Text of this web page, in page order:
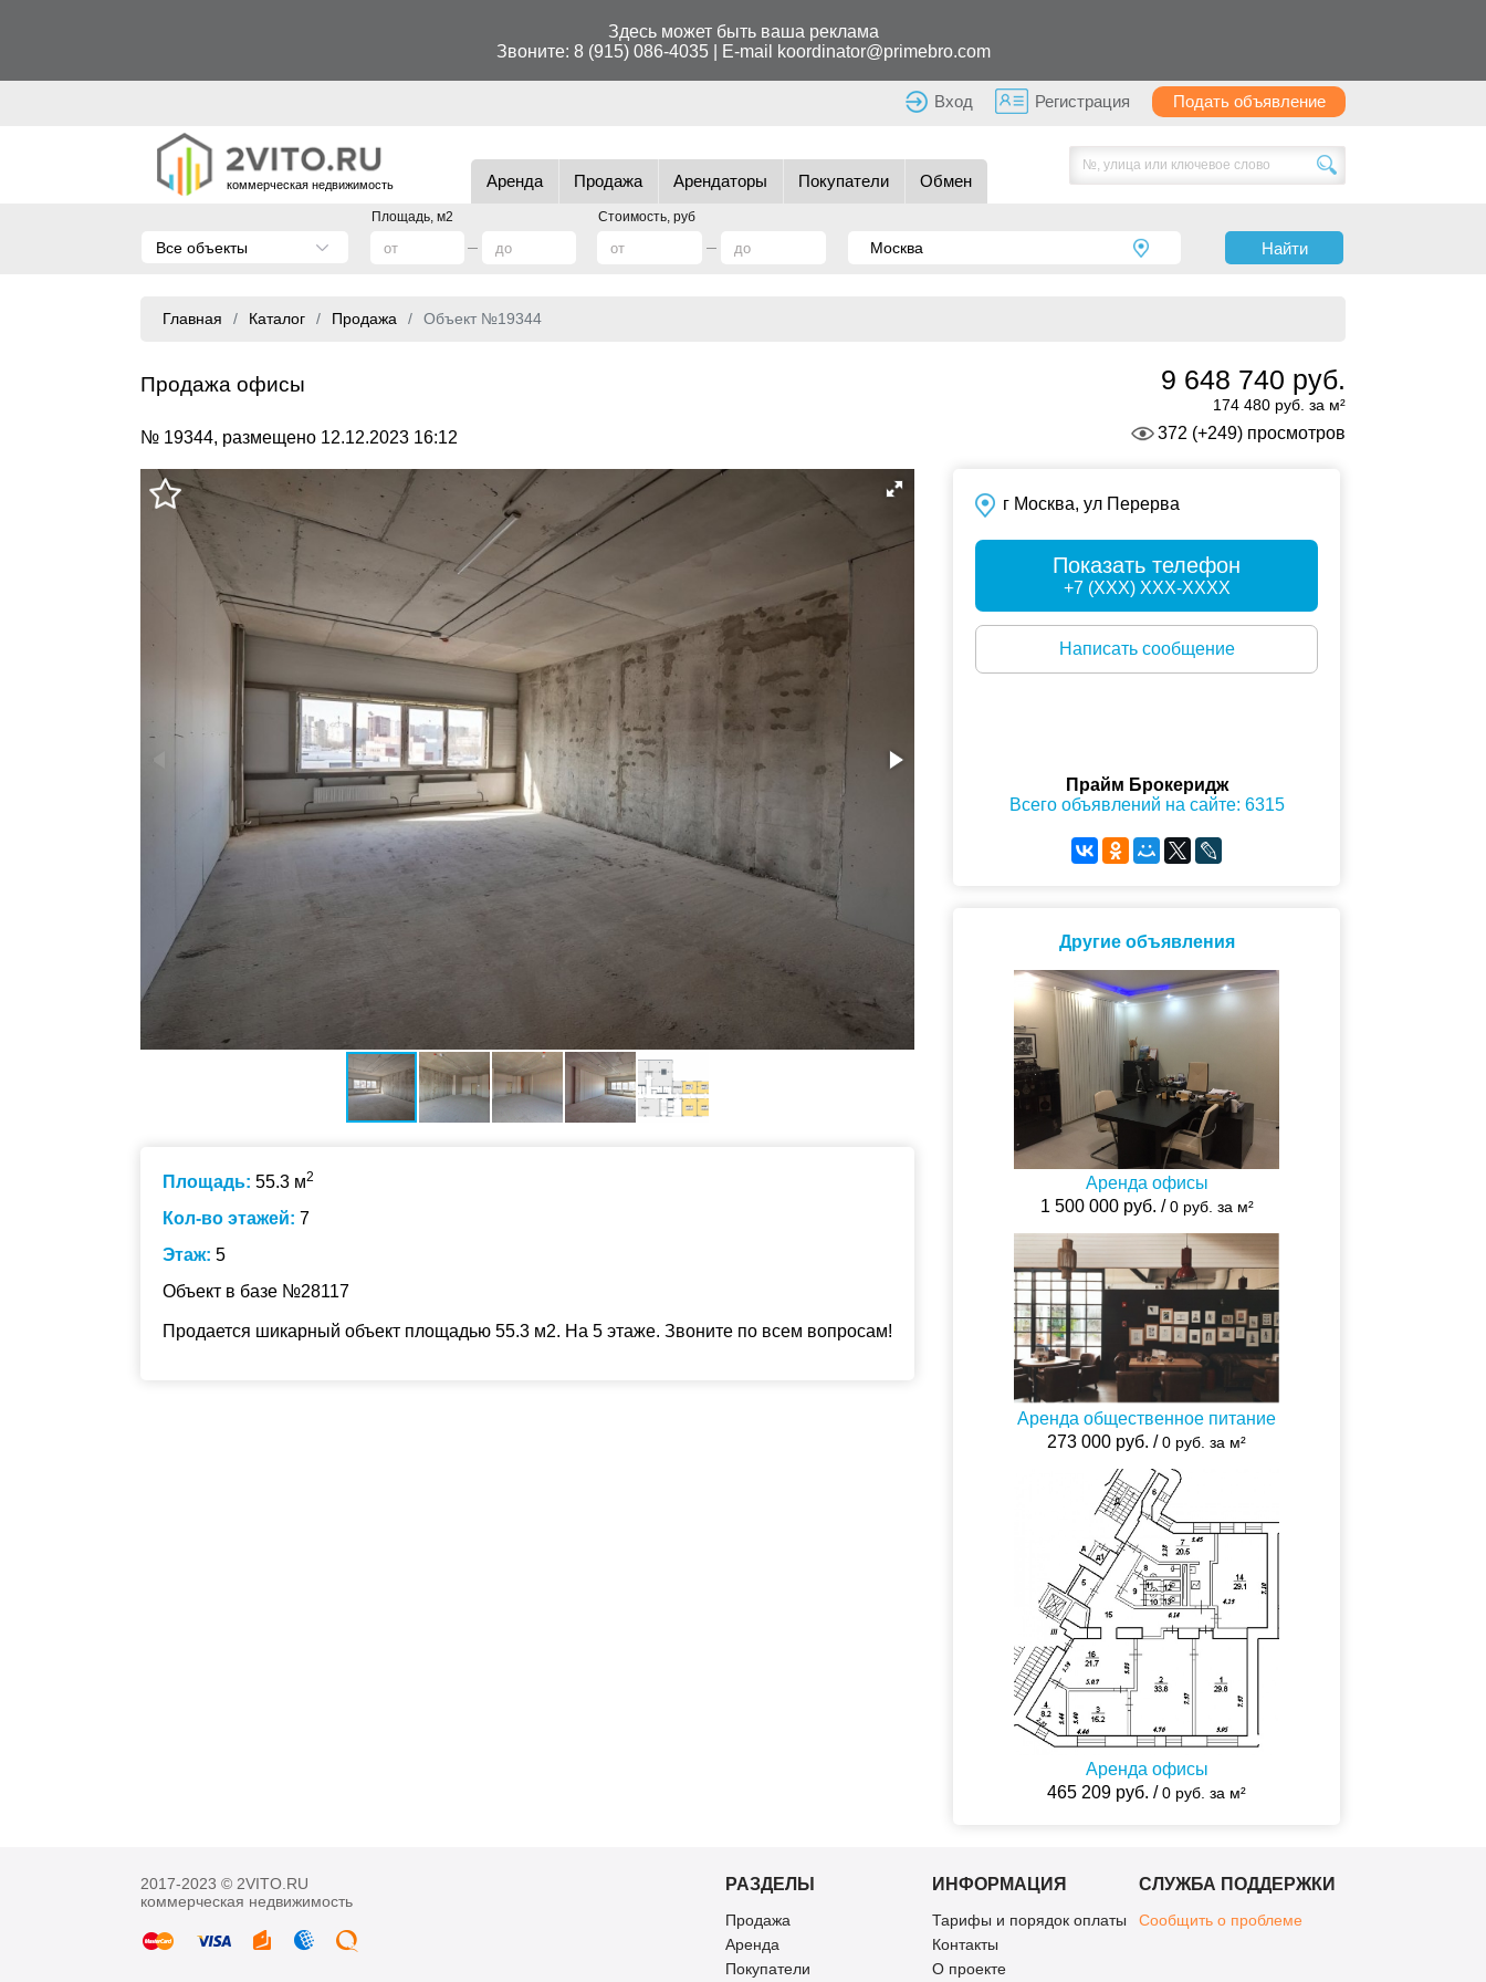
Здесь может быть ваша реклама
Звоните: 8 (915) 086-4035| E-mail koordinator@primebro.com
Вход Регистрация БЕСПЛАТНО
коммерческая недвижимость Аренда Продажа Арендаторы Покупатели Обмен
Площадь, м2 Стоимость, руб
Все объекты Найти
Главная Каталог Продажа Объект №19344
Продажа офисы
№ 19344, размещено 12.12.2023 16:12
9 648 740 руб.
174 480 руб. за м²
372 (+249) просмотров
Площадь: 55.3 м2
Кол-во этажей: 7
Этаж: 5
Объект в базе №28117
Продается шикарный объект площадью 55.3 м2. На 5 этаже. Звоните по всем вопросам!
г Москва, ул Перерва
Показать телефон
+7 (XXX) XXX-XXXX
Написать сообщение
Прайм Брокеридж
Всего объявлений на сайте: 6315
Другие объявления
Аренда офисы
1 500 000 руб. /0 руб. за м²
Аренда общественное питание
273 000 руб. /0 руб. за м²
Аренда офисы
465 209 руб. /0 руб. за м²
2017-2023 © 2VITO.RU
коммерческая недвижимость
РАЗДЕЛЫ
Продажа
Аренда
Покупатели
ИНФОРМАЦИЯ
Тарифы и порядок оплаты
Контакты
О проекте
СЛУЖБА ПОДДЕРЖКИ
Сообщить о проблеме